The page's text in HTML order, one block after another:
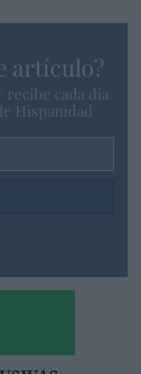
artículo?
cada dia
Hispanidad